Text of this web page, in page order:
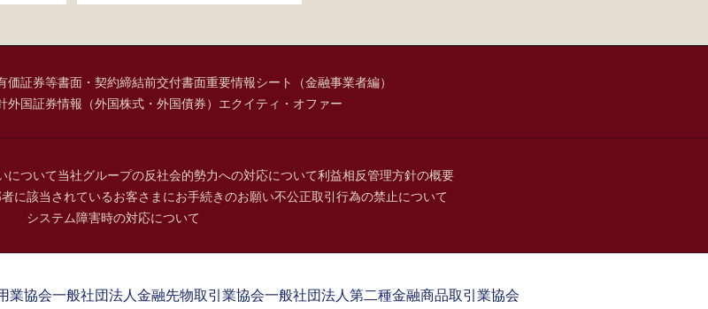
価証券等書面・契約締結前交付書面重要情報シート（金融事業者編）
外国証券情報（外国株式・外国債券） エクイティ・オファー
について当社グループの反社会的勢力への対応について利益相反管理方針の概要
者に該当されているお客さまにお手続きのお願い不公正取引行為の禁止について
システム障害時の対応について
業協会一般社団法人金融先物取引業協会一般社団法人第二種金融商品取引業協会